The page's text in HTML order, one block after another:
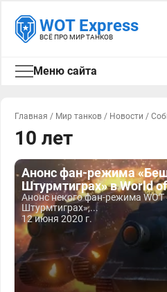
WOT Express
ВСЁ ПРО МИР ТАНКОВ
Меню сайта
Главная / Мир танков / Новости /
10 лет
Анонс фан-режима
Штурмтиграх» в World
Анонс некого фан-режима
Штурмтиграх»,...
12 июня 2020 г.